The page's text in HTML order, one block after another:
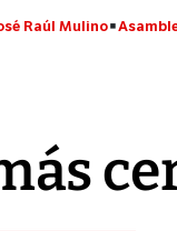
Raúl Mulino